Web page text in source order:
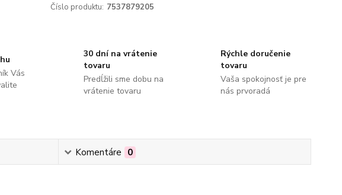
Číslo produktu: 7537879205
Vás
30 dní na vrátenie
tovaru
Predĺžili sme dobu na
vrátenie tovaru
Rýchle doručenie
tovaru
Vaša spokojnosť je pre
nás prvoradá
Komentáre 0